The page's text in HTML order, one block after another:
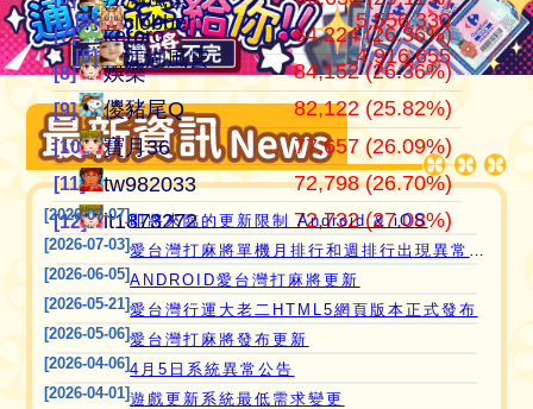
瀏覽器(HTML5 遊戲)，免下載，免安裝，
現在立即點擊馬上玩😊❤️💕😘
[7] i918472090 15,720,816
[8] ONTARIO歐巴桑 11,221,251
[9] it2967408 9,801,724
[10] 青陽子 9,681,495
[11] i757724391 9,588,506
[12] i339494808 8,423,097
[7] keroro 84,224 (26.36%)
[8] 娛樂 84,152 (26.36%)
[9] 儍豬尾Q 82,122 (25.82%)
[10] 寶月36 77,657 (26.09%)
[11] tw982033 72,798 (26.70%)
[12] it1873272 72,732 (27.08%)
[7] 儍豬尾Q 318,065
[8] 不能胡我ㄉ 309,439
[9] 江湖風雲 297,646
[10] 寶月36 297,600
[11] itw271727 285,571
[12] Ｆanny 276,601
[5] clobber 5,556,330
[6] 江湖風雲 4,916,655
[2026-07-07]即將來臨的更新限制 Android & iOS
[2026-07-03]
[2026-06-05]ANDROID愛台灣打麻將更新
[2026-05-21]愛台灣行運大老二HTML5網頁版本正式發布
[2026-05-06]愛台灣打麻將發布更新
[2026-04-06]4月5日系統異常公告
[2026-04-01]遊戲更新系統最低需求變更